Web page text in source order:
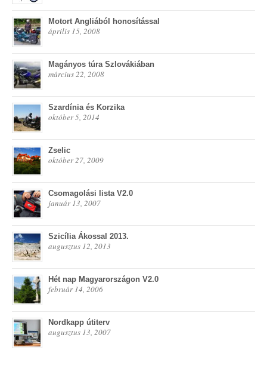
Motort Angliából honosítással
április 15, 2008
Magányos túra Szlovákiában
március 22, 2008
Szardínia és Korzika
október 5, 2014
Zselic
október 27, 2009
Csomagolási lista V2.0
január 13, 2007
Szicília Ákossal 2013.
augusztus 12, 2013
Hét nap Magyarországon V2.0
február 14, 2006
Nordkapp útiterv
augusztus 13, 2007